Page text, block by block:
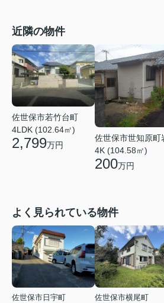
近隣の物件
佐世保市若竹台町
4LDK (102.64㎡)
2,799万円
佐世保市世知原町
4K (104.58㎡)
200万円
よく見られている物件
佐世保市日宇町
佐世保市横尾町